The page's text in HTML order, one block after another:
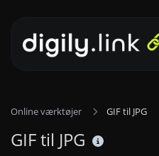
Online værktøjer GIF til JPG
GIF til JPG